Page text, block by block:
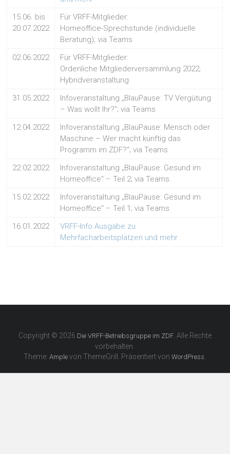
15.06. bis
20.07.2022
Für VRFF-Mitglieder:
Homeoffice-Sprechstunde (individuelle
Beratung); via Teams
02.06.2022
Für VRFF-Mitglieder:
Ordenliche Mitgliederversammlung 2022;
Hybridveranstaltung
31.05.2022
Infoveranstaltung „BlauPause: TV Vergütung
– Was wollt Ihr?“; via Teams
12.04.2022
Infoveranstaltung „BlauPause: Mensch oder
Maschine – Wer macht künftig das
Programm im ZDF?“; via Teams
22.02.2022
Infoveranstaltung „BlauPause: Gesund im
Homeoffice“ – Teil 2; via Teams.
15.02.2022
Infoveranstaltung „BlauPause: Gesund im
Homeoffice“ – Teil 1; via Teams.
16.01.2022
VRFF-Info Ausgabe zu
Mehrfacharbeitsplätzen und mehr
Copyright © 2026 Die VRFF-Betriebsgruppe im ZDF. Alle Rechte
vorbehalten.
Theme:Ample von ThemeGrill. Präsentiert vonWordPress